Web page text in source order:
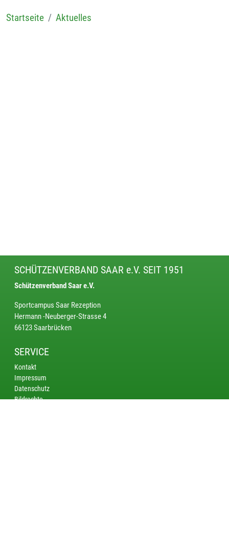
Startseite Aktuelles
SCHÜTZENVERBAND SAAR e.V. SEIT 1951
Schützenverband Saar e.V.
Sportcampus Saar Rezeption
Hermann -Neuberger-Strasse 4
66123 Saarbrücken
SERVICE
Kontakt
Impressum
Datenschutz
Bildrechte